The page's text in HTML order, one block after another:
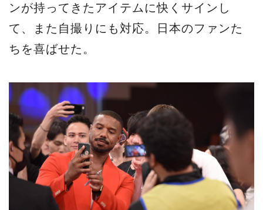
ンが持ってきたアイテムに快くサインし
て、また自撮りにも対応。日本のファンた
ちを喜ばせた。